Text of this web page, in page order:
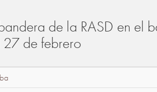
de la RASD en el
de febrero